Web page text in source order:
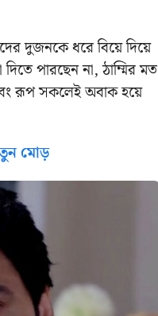
দুজনকে ধরে বিয়ে দিয়ে
পারছেন না, ঠাম্মির মত
রূপ সকলেই অবাক হয়ে
মোড়